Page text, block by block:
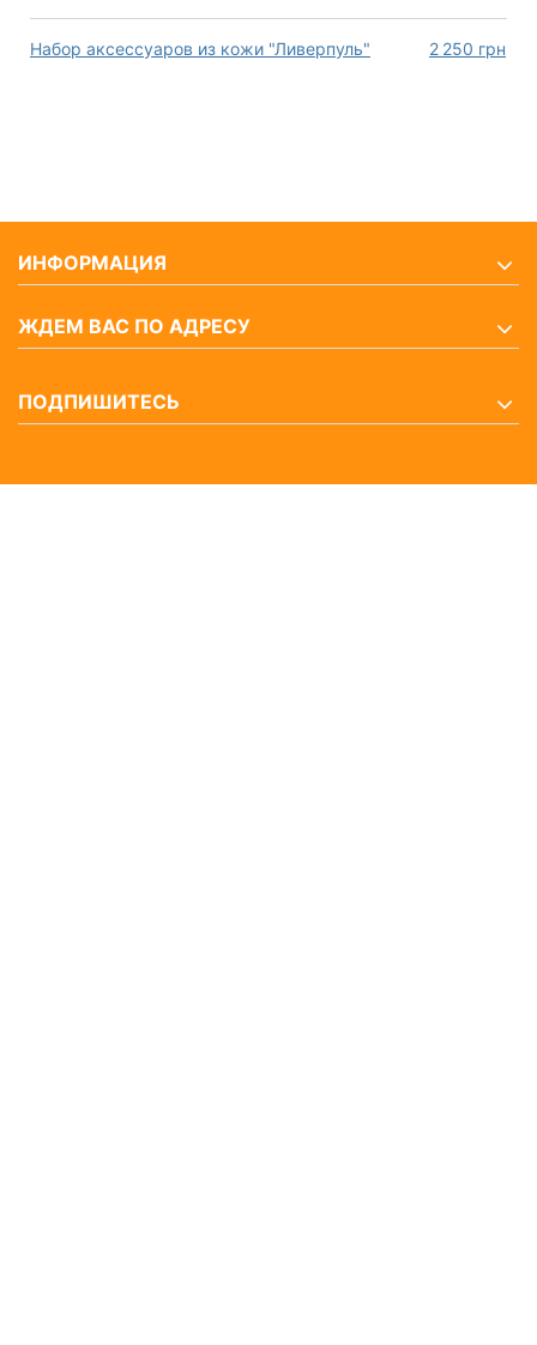
Набор аксессуаров из кожи "Ливерпуль" 2 250 грн
ИНФОРМАЦИЯ
ЖДЕМ ВАС ПО АДРЕСУ
ПОДПИШИТЕСЬ